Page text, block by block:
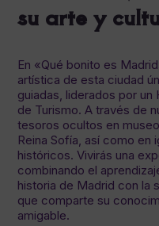
su arte y
En «Qué bonito es
artística de esta ciudad
guiadas, liderados por un
de Turismo. A través de
tesoros ocultos en
Reina Sofía, así como en
históricos. Vivirás una
combinando el
historia de Madrid con la
que comparte su
amigable.